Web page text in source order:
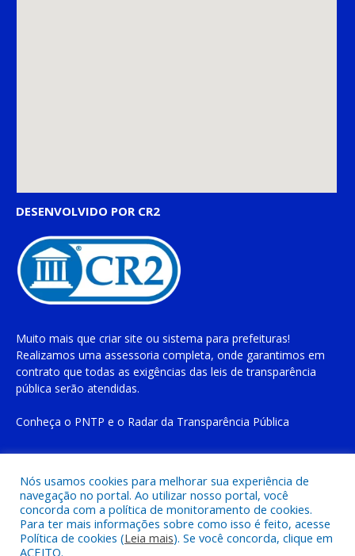
DESENVOLVIDO POR CR2
Muito mais que criar site ou sistema para prefeituras!
Realizamos uma assessoria completa, onde garantimos em
contrato que todas as exigências das leis de transparência
pública serão atendidas.
Conheça o PNTP e o Radar da Transparência Pública
Todos os direitos reservados a Prefeitura Municipal de Cachoeira
do Piriá
Nós usamos cookies para melhorar sua experiência de
navegação no portal. Ao utilizar nosso portal, você
concorda com a política de monitoramento de cookies.
Para ter mais informações sobre como isso é feito, acesse
Política de cookies (Leia mais). Se você concorda, clique em
ACEITO.